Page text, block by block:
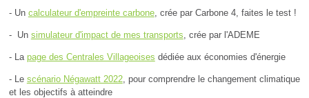
- Un calculateur d'empreinte carbone, crée par Carbone 4, faites le test !
- Un simulateur d'impact de mes transports, crée par l'ADEME
- La page des Centrales Villageoises dédiée aux économies d'énergie
- Le scénario Négawatt 2022, pour comprendre le changement climatique
et les objectifs à atteindre